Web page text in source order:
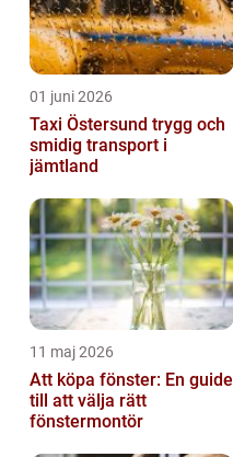
01 juni 2026
Taxi Östersund trygg och
smidig transport i
jämtland
11 maj 2026
Att köpa fönster: En guide
till att välja rätt
fönstermontör